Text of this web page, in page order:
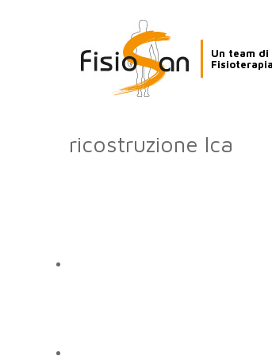
Un team
ricostruzione lca